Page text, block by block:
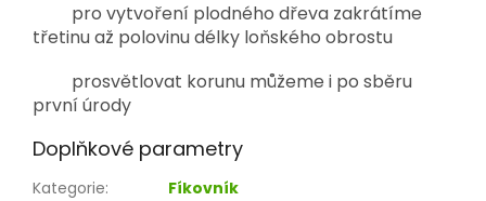
pro vytvoření plodného dřeva zakrátíme
třetinu až polovinu délky loňského obrostu
prosvětlovat korunu můžeme i po sběru
první úrody
Doplňkové parametry
Kategorie:
Fíkovník